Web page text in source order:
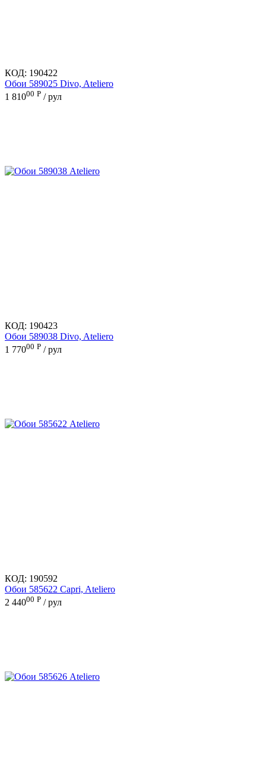
КОД: 190422
Обои 589025 Divo, Ateliero
1 81000 Р / рул
КОД: 190423
Обои 589038 Divo, Ateliero
1 77000 Р / рул
КОД: 190592
Обои 585622 Capri, Ateliero
2 44000 Р / рул